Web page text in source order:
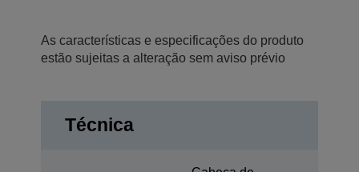
As características e especificações do produto
estão sujeitas a alteração sem aviso prévio
Técnica